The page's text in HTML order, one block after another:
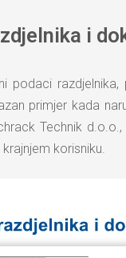
i
podaci
primjer kada
Technik
korisniku.